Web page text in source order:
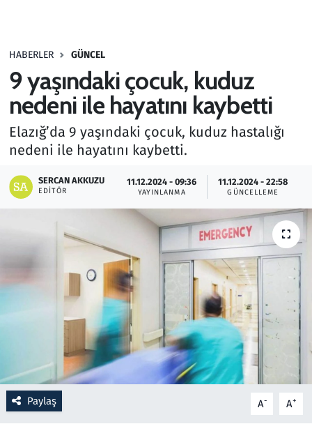
HABERLER GÜNCEL
9 yaşındaki çocuk, kuduz
nedeni ile hayatını kaybetti
Elazığ’da 9 yaşındaki çocuk, kuduz hastalığı
nedeni ile hayatını kaybetti.
SERCAN AKKUZU
EDITÖR
11.12.2024 - 09:36
YAYINLANMA
11.12.2024 - 22:58
GÜNCELLEME
Paylaş A- A+
Haber
Kültür Sanat
Kurumsal Haberler
Otomobil
Oyun
Resmi İlanlar
Rüya Tabirleri
Sağlık